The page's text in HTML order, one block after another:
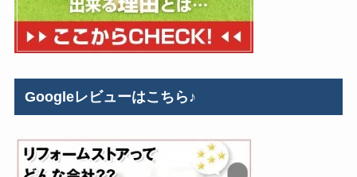
Googleレビューはこちら♪